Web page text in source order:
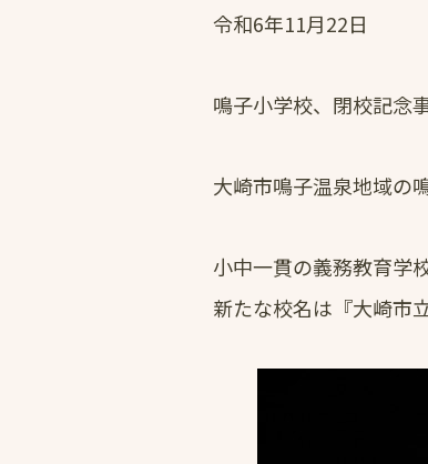
令和6年11月22日
鳴子小学校、閉校記念
大崎市鳴子温泉地域の
小中一貫の義務教育学
新たな校名は『大崎市